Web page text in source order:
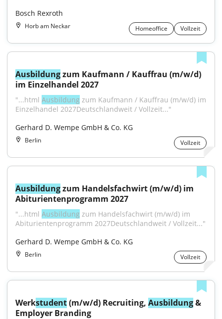
Bosch Rexroth
Horb am Neckar Homeoffice Vollzeit
Ausbildung zum Kaufmann / Kauffrau (m/w/d)
im Einzelhandel 2027
"...html Ausbildung zum Kaufmann / Kauffrau (m/w/d) im
Einzelhandel 2027Deutschlandweit / Vollzeit..."
Gerhard D. Wempe GmbH & Co. KG
Berlin Vollzeit
Ausbildung zum Handelsfachwirt (m/w/d) im
Abiturientenprogramm 2027
"...html Ausbildung zum Handelsfachwirt (m/w/d) im
Abiturientenprogramm 2027Deutschlandweit / Vollzeit..."
Gerhard D. Wempe GmbH & Co. KG
Berlin Vollzeit
Werkstudent (m/w/d) Recruiting, Ausbildung &
Employer Branding